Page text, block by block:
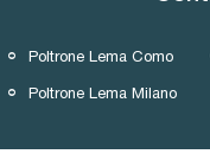
Poltrone Lema Como
Poltrone Lema Milano